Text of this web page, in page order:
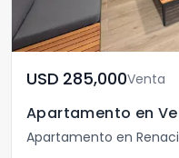
USD	285,000Venta
Apartamento en